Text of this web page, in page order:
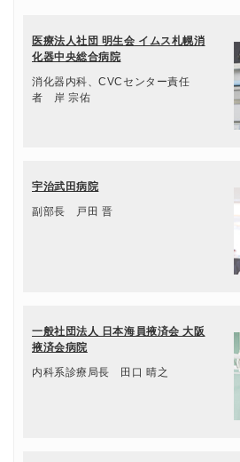
医療法人社団 明生会 イムス札幌消
化器中央総合病院
消化器内科、CVCセンター責任
者 岸 宗佑
宇治武田病院
副部長 戸田 晋
一般社団法人 日本海員掖済会 大阪
掖済会病院
内科系診療局長 田口 晴之